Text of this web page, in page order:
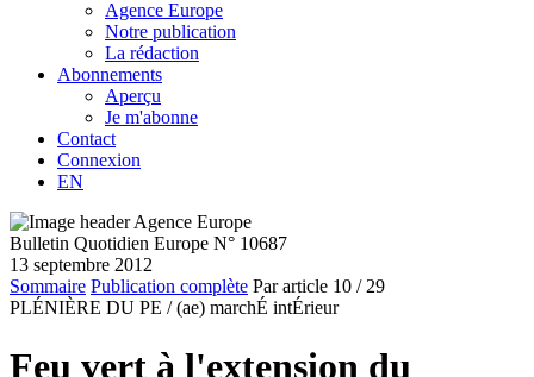
Agence Europe
Notre publication
La rédaction
Abonnements
Aperçu
Je m'abonne
Contact
Connexion
EN
Bulletin Quotidien Europe N° 10687
13 septembre 2012
Sommaire Publication complète Par article 10 / 29
PLÉNIÈRE DU PE / (ae) marchÉ intÉrieur
Feu vert à l'extension du